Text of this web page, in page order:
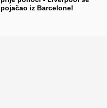
pojačao iz Barcelone!